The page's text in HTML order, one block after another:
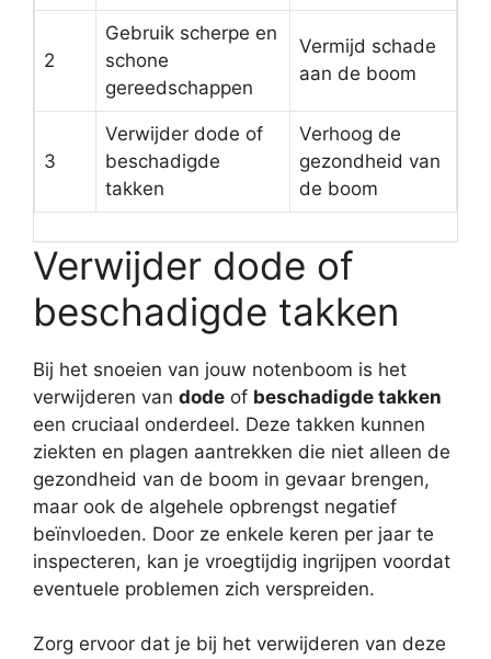
2
Gebruik scherpe en
schone
gereedschappen
Vermijd schade
aan de boom
3
Verwijder dode of
beschadigde
takken
Verhoog de
gezondheid van
de boom
Verwijder dode of
beschadigde takken
Bij het snoeien van jouw notenboom is het
verwijderen van dode of beschadigde takken
een cruciaal onderdeel. Deze takken kunnen
ziekten en plagen aantrekken die niet alleen de
gezondheid van de boom in gevaar brengen,
maar ook de algehele opbrengst negatief
beïnvloeden. Door ze enkele keren per jaar te
inspecteren, kan je vroegtijdig ingrijpen voordat
eventuele problemen zich verspreiden.
Zorg ervoor dat je bij het verwijderen van deze